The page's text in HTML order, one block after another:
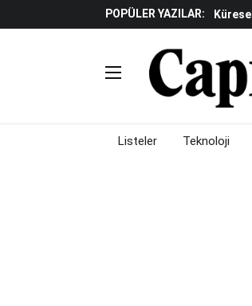
POPÜLER YAZILAR:
Fed
Listeler Teknoloji